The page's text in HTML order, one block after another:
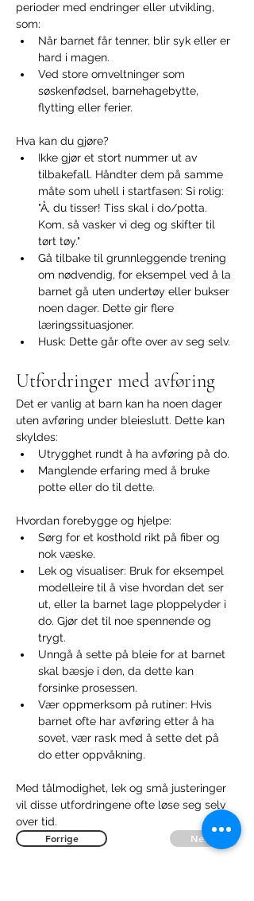
perioder med endringer eller utvikling,
som:
Når barnet får tenner, blir syk eller er
hard i magen.
Ved store omveltninger som
søskenfødsel, barnehagebytte,
flytting eller ferier.
Hva kan du gjøre?
Ikke gjør et stort nummer ut av
tilbakefall. Håndter dem på samme
måte som uhell i startfasen: Si rolig:
"Å, du tisser! Tiss skal i do/potta.
Kom, så vasker vi deg og skifter til
tørt tøy."
Gå tilbake til grunnleggende trening
om nødvendig, for eksempel ved å la
barnet gå uten undertøy eller bukser
noen dager. Dette gir flere
læringssituasjoner.
Husk: Dette går ofte over av seg selv.
Utfordringer med avføring
Det er vanlig at barn kan ha noen dager
uten avføring under bleieslutt. Dette kan
skyldes:
Utrygghet rundt å ha avføring på do.
Manglende erfaring med å bruke
potte eller do til dette.
Hvordan forebygge og hjelpe:
Sørg for et kosthold rikt på fiber og
nok væske.
Lek og visualiser: Bruk for eksempel
modelleire til å vise hvordan det ser
ut, eller la barnet lage ploppelyder i
do. Gjør det til noe spennende og
trygt.
Unngå å sette på bleie for at barnet
skal bæsje i den, da dette kan
forsinke prosessen.
Vær oppmerksom på rutiner: Hvis
barnet ofte har avføring etter å ha
sovet, vær rask med å sette det på
do etter oppvåkning.
Med tålmodighet, lek og små justeringer
vil disse utfordringene ofte løse seg selv
over tid.
Forrige
Neste